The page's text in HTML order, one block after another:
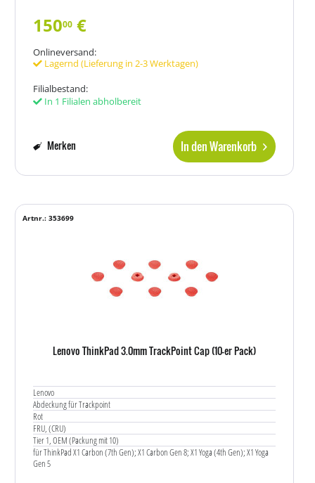
15000 €
Onlineversand:
Lagernd (Lieferung in 2-3 Werktagen)
Filialbestand:
In 1 Filialen abholbereit
In den Warenkorb
Merken
Lenovo ThinkPad 3.0mm TrackPoint Cap (10-er Pack)
Lenovo
Abdeckung für Trackpoint
Rot
FRU, (CRU)
Tier 1, OEM (Packung mit 10)
für ThinkPad X1 Carbon (7th Gen); X1 Carbon Gen 8; X1 Yoga (4th Gen); X1 Yoga
Gen 5
Artnr.: 353699